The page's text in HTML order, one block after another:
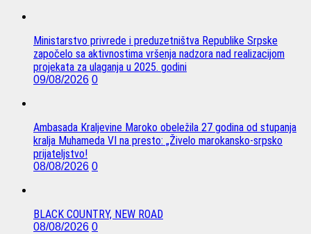
Ministarstvo privrede i preduzetništva Republike Srpske
započelo sa aktivnostima vršenja nadzora nad realizacijom
projekata za ulaganja u 2025. godini
09/08/2026 0
Ambasada Kraljevine Maroko obeležila 27 godina od stupanja
kralja Muhameda VI na presto: „Živelo marokansko-srpsko
prijateljstvo!
08/08/2026 0
BLACK COUNTRY, NEW ROAD
08/08/2026 0